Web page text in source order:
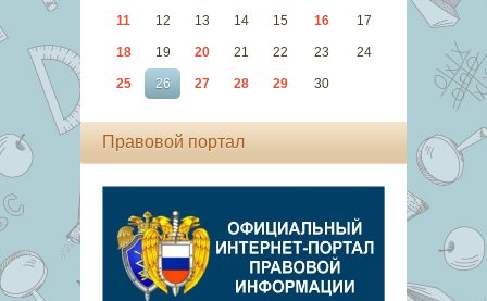
11 12 13 14 15 16 17
18 19 20 21 22 23 24
25 26 27 28 29 30
Правовой портал